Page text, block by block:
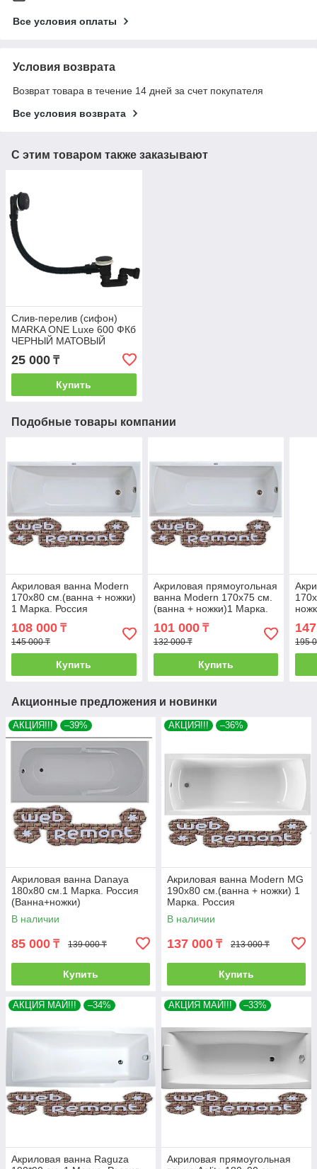
Все условия оплаты
Условия возврата
Возврат товара в течение 14 дней за счет покупателя
Все условия возврата
С этим товаром также заказывают
Слив-перелив (сифон)
MARKA ONE Luxe 600 ФКб
ЧЕРНЫЙ МАТОВЫЙ
25 000 ₸
Купить
Подобные товары компании
Акриловая ванна Modern
170х80 см.(ванна + ножки)
1 Марка. Россия
108 000 ₸
145 000 ₸
Купить
Акриловая прямоугольная
ванна Modern 170х75 см.
(ванна + ножки)1 Марка.
101 000₸
132 000 ₸
Купить
195
Акционные предложения и новинки
АКЦИЯ!!! –39%
Акриловая ванна Danaya
180x80 см.1 Марка. Россия
(Ванна+ножки)
В наличии
85 000 ₸ 139 000 ₸
Купить
АКЦИЯ!!! –36%
Акриловая ванна Modern MG
190х80 см.(ванна + ножки) 1
Марка. Россия
В наличии
137 000 ₸ 213 000 ₸
Купить
АКЦИЯ МАЙ!!! –34%
Акриловая ванна Raguza
АКЦИЯ МАЙ!!! –33%
Акриловая прямоугольная